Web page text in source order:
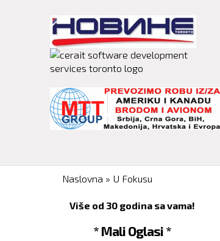
You are here
Naslovna » U Fokusu
Više od 30 godina sa vama!
* Mali Oglasi *